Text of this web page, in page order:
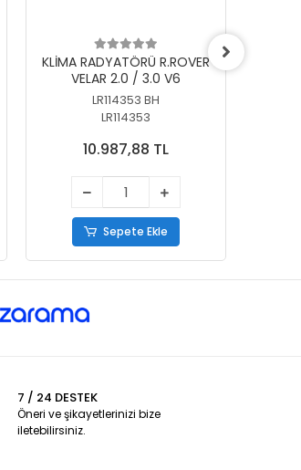
KLİMA RADYATÖRÜ R.ROVER
VELAR 2.0 / 3.0 V6
LR114353 BH
LR114353
10.987,88 TL
Sepete Ekle
7 / 24 DESTEK
Öneri ve şikayetlerinizi bize
iletebilirsiniz.